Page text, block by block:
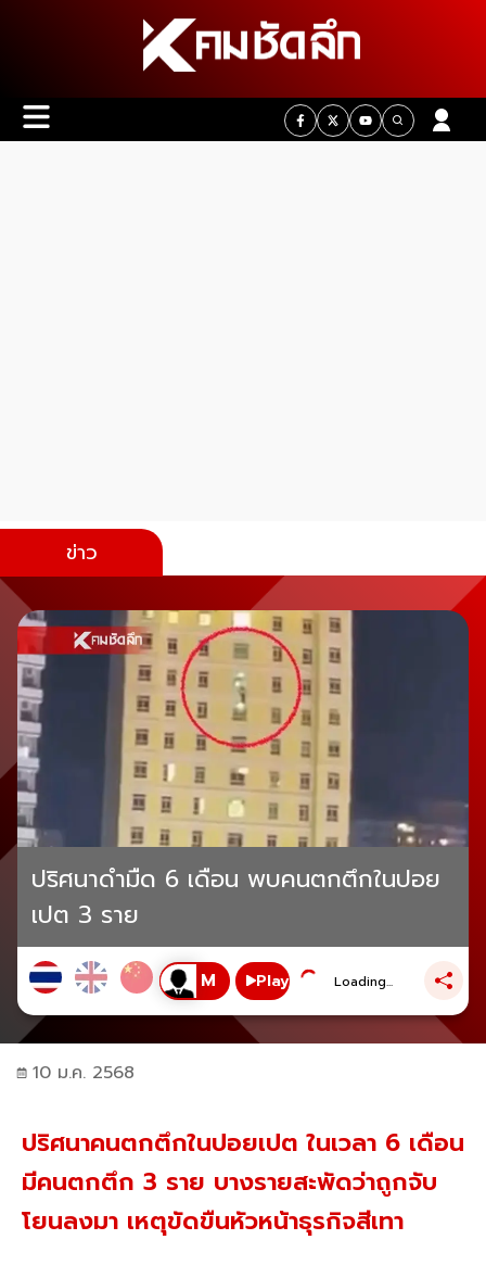
ข่าว
ปริศนาดำมืด 6 เดือน พบคนตกตึกในปอย
เปต 3 ราย
Play Loading...
10 ม.ค. 2568
ปริศนาคนตกตึกในปอยเปต ในเวลา 6 เดือน
มีคนตกตึก 3 ราย บางรายสะพัดว่าถูกจับ
โยนลงมา เหตุขัดขืนหัวหน้าธุรกิจสีเทา